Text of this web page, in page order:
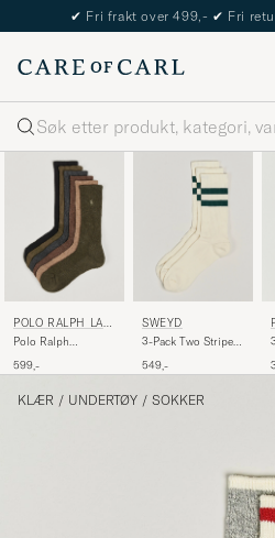
✔ Fri frakt over 499,- ✔ Fri
Søk
POLO RALPH LAU
REN
Polo Ralph
Performance Crew
599,-
SWEYD
3-Pack Two Stripe
White/Green
549,-
KLÆR / UNDERTØY / SOKKER